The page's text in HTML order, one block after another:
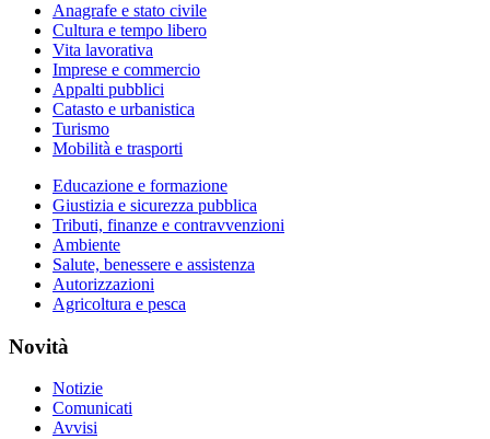
Anagrafe e stato civile
Cultura e tempo libero
Vita lavorativa
Imprese e commercio
Appalti pubblici
Catasto e urbanistica
Turismo
Mobilità e trasporti
Educazione e formazione
Giustizia e sicurezza pubblica
Tributi, finanze e contravvenzioni
Ambiente
Salute, benessere e assistenza
Autorizzazioni
Agricoltura e pesca
Novità
Notizie
Comunicati
Avvisi